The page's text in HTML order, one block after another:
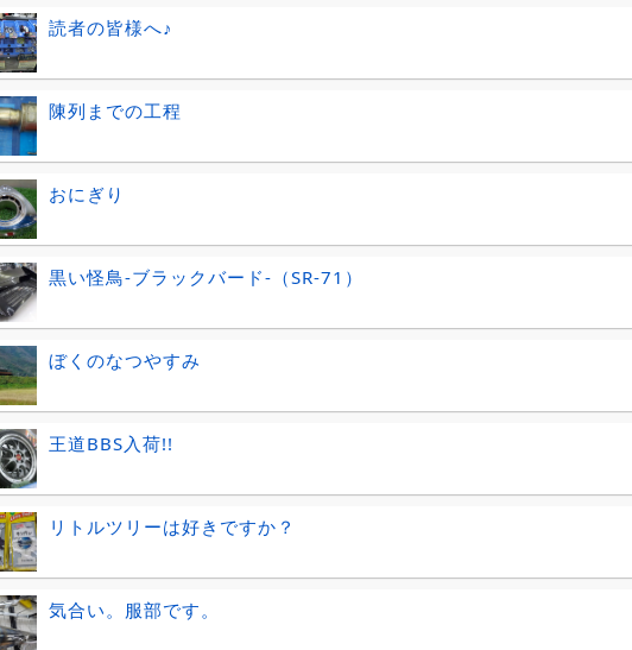
読者の皆様へ♪
陳列までの工程
おにぎり
黒い怪鳥-ブラックバード-（SR-71）
ぼくのなつやすみ
王道BBS入荷!!
リトルツリーは好きですか？
気合い。服部です。